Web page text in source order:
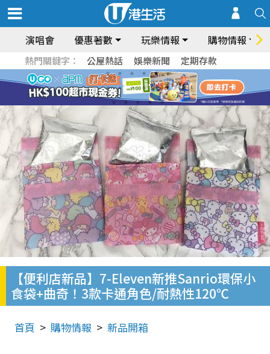
演唱會 優惠著數 玩樂情報 購物情報
熱門關鍵字： 公屋熱話 娛樂新聞 定期存款
【便利店新品】7-Eleven新推Sanrio環保小
食袋+曲奇！3款卡通角色/耐熱性120℃
首頁 購物情報 新品開箱